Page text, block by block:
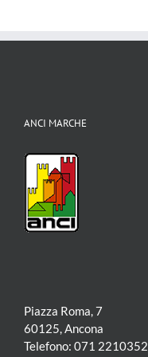
ANCI MARCHE
Piazza Roma, 7
60125, Ancona
Telefono: 071 2210352